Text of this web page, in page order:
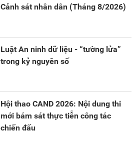
Cảnh sát nhân dân (Tháng 8/2026)
Luật An ninh dữ liệu - “tường lửa”
trong kỷ nguyên số
Hội thao CAND 2026: Nội dung thi
mới bám sát thực tiễn công tác
chiến đấu